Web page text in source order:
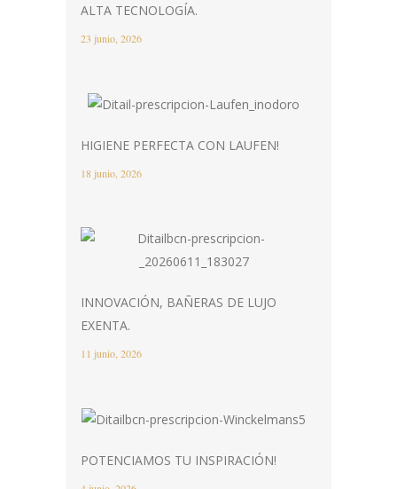
ALTA TECNOLOGÍA.
23 junio, 2026
HIGIENE PERFECTA CON LAUFEN!
18 junio, 2026
INNOVACIÓN, BAÑERAS DE LUJO
EXENTA.
11 junio, 2026
POTENCIAMOS TU INSPIRACIÓN!